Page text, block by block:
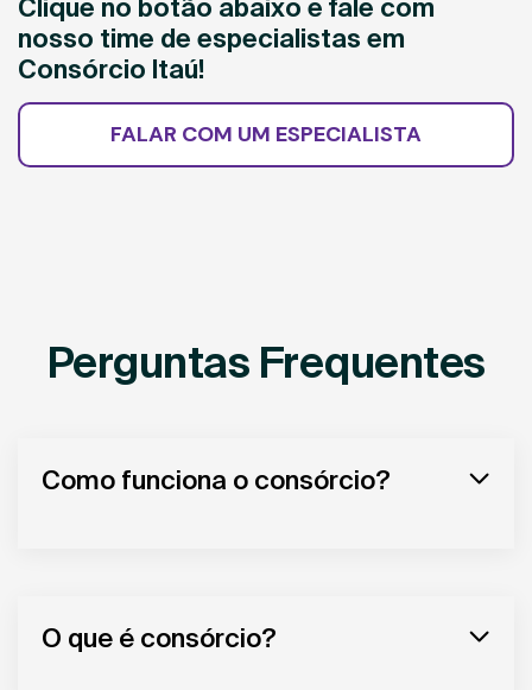
Clique no botão abaixo e fale com
nosso time de especialistas em
Consórcio Itaú!
FALAR COM UM ESPECIALISTA
Perguntas Frequentes
Como funciona o consórcio?
O que é consórcio?